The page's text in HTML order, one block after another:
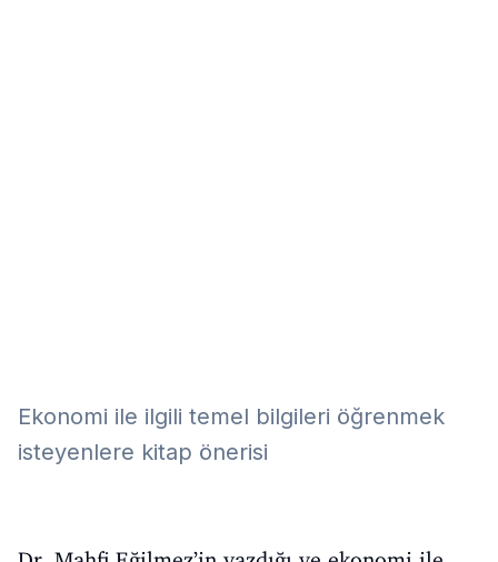
Ekonomi ile ilgili temel bilgileri öğrenmek
isteyenlere kitap önerisi